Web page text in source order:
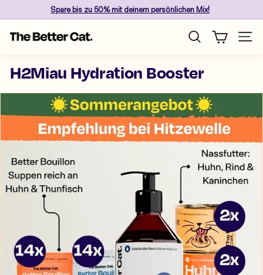
zum
Inhalt
Pause
Sparebis zu 50%mit deinem persönlichen Mix!
T
e
B
e
e
C
a
t
Suche
H2Miau Hydration Booster